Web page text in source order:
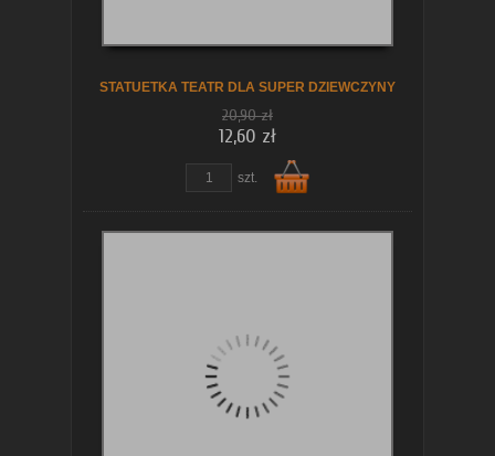
STATUETKA TEATR DLA SUPER DZIEWCZYNY
20,90 zł
12,60 zł
szt.